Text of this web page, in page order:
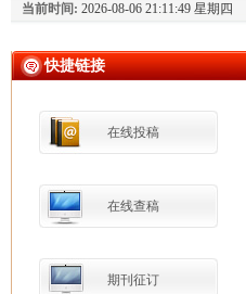
当前时间: 2026-08-06 21:11:49 星期四
快捷链接
在线投稿
在线查稿
期刊征订